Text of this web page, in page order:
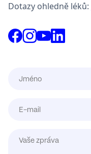
Dotazy ohledně léků: